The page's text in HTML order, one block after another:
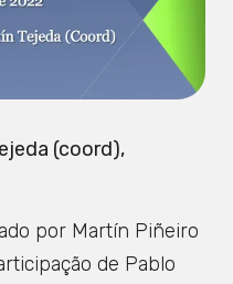
(coord),
por Martín Piñeiro
de Pablo